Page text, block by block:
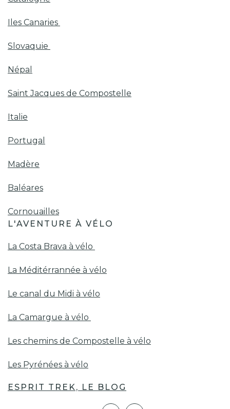
Iles Canaries
Slovaquie
Népal
Saint Jacques de Compostelle
Italie
Portugal
Madère
Baléares
Cornouailles
L'AVENTURE À VÉLO
La Costa Brava à vélo
La Méditérrannée à vélo
Le canal du Midi à vélo
La Camargue à vélo
Les chemins de Compostelle à vélo
Les Pyrénées à vélo
ESPRIT TREK, LE BLOG